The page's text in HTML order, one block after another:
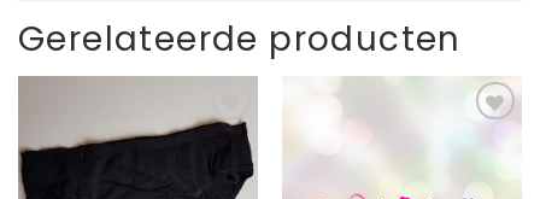
Gerelateerde producten